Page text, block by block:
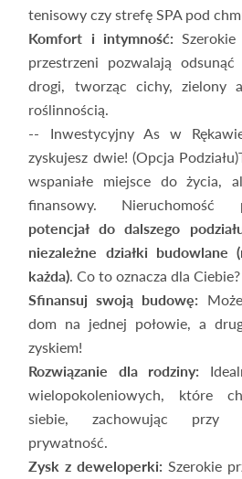
tenisowy czy strefę SPA pod
Komfort i intymność:
przestrzeni pozwalają
drogi, tworząc cichy, zielony
roślinnością.
-- Inwestycyjny As w
zyskujesz dwie! (Opcja
wspaniałe miejsce do życia,
finansowy. Nieruchomość
potencjał do dalszego
niezależne działki
każda). Co to oznacza dla Ciebie?
Sfinansuj swoją budowę:
dom na jednej połowie, a
zyskiem!
Rozwiązanie dla rodziny:
wielopokoleniowych, które
siebie, zachowując przy
prywatność.
Zysk z deweloperki: Szerokie